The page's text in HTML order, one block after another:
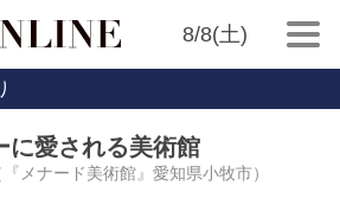
8/8(土)
に愛される美術館
メナード美術館』愛知県小牧市）